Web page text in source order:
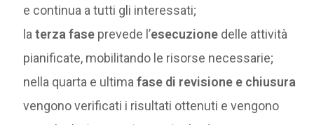
e continua a tutti gli interessati;
laterza fase prevede l’esecuzione delle attività
pianificate, mobilitando le risorse necessarie;
nella quarta e ultimafase di revisione e chiusura
vengono verificati i risultati ottenuti e vengono